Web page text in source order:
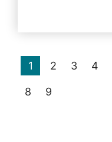
1 2 3 4
8 9